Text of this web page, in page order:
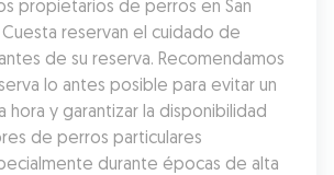
propietarios de perros en San
reservan el cuidado de
de su reserva. Recomendamos
lo antes posible para evitar un
hora y garantizar la disponibilidad
de perros particulares
durante épocas de alta